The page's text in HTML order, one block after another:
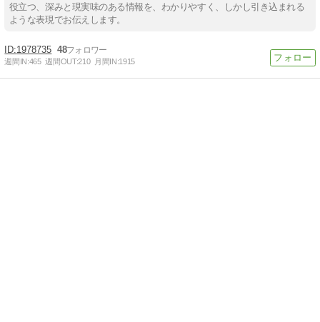
役立つ、深みと現実味のある情報を、わかりやすく、しかし引き込まれる
ような表現でお伝えします。
1978735 48
週間IN:465 週間OUT:210 月間IN:1915